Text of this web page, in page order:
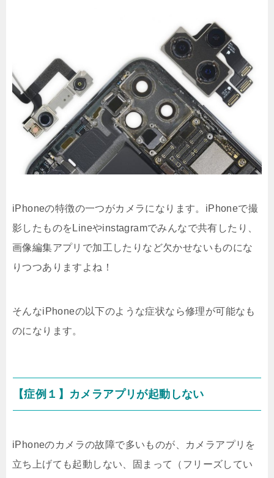
iPhoneの特徴の一つがカメラになります。iPhoneで撮
影したものをLineやinstagramでみんなで共有したり、
画像編集アプリで加工したりなど欠かせないものにな
りつつありますよね！
そんなiPhoneの以下のような症状なら修理が可能なも
のになります。
【症例１】カメラアプリが起動しない
iPhoneのカメラの故障で多いものが、カメラアプリを
立ち上げても起動しない、固まって（フリーズしてい